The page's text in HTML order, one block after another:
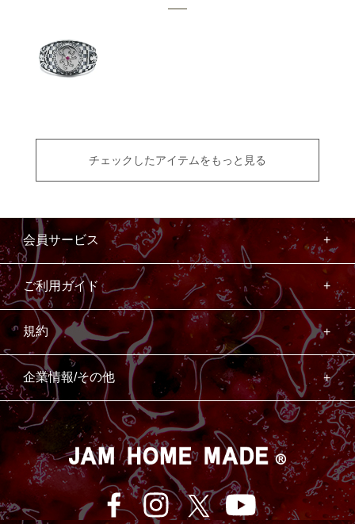
チェックしたアイテムをもっと見る
会員サービス
ご利用ガイド
規約
企業情報/その他